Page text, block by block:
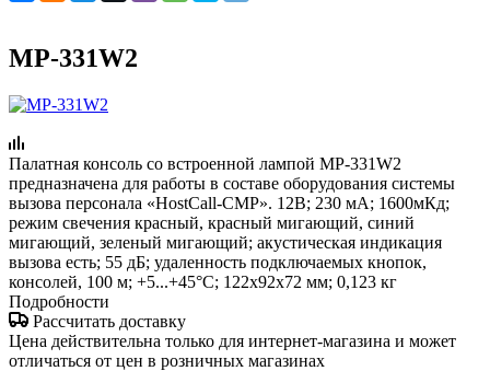
MP-331W2
Палатная консоль со встроенной лампой MP-331W2
предназначена для работы в составе оборудования системы
вызова персонала «HostCall-CMP». 12В; 230 мА; 1600мКд;
режим свечения красный, красный мигающий, синий
мигающий, зеленый мигающий; акустическая индикация
вызова есть; 55 дБ; удаленность подключаемых кнопок,
консолей, 100 м; +5...+45°C; 122х92х72 мм; 0,123 кг
Подробности
Рассчитать доставку
Цена действительна только для интернет-магазина и может
отличаться от цен в розничных магазинах